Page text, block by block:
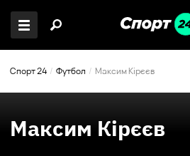
Спорт 24 Футбол Максим Кірєєв
Максим Кірєєв